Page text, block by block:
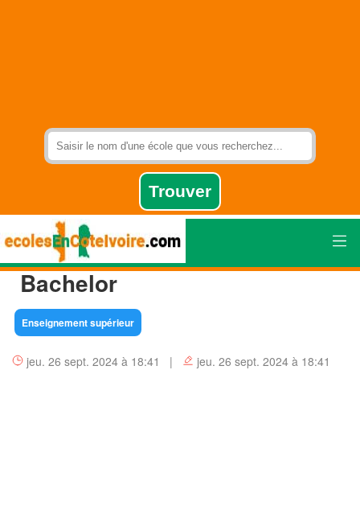
Bachelor
Enseignement supérieur
jeu. 26 sept. 2024 à 18:41 | jeu. 26 sept. 2024 à 18:41